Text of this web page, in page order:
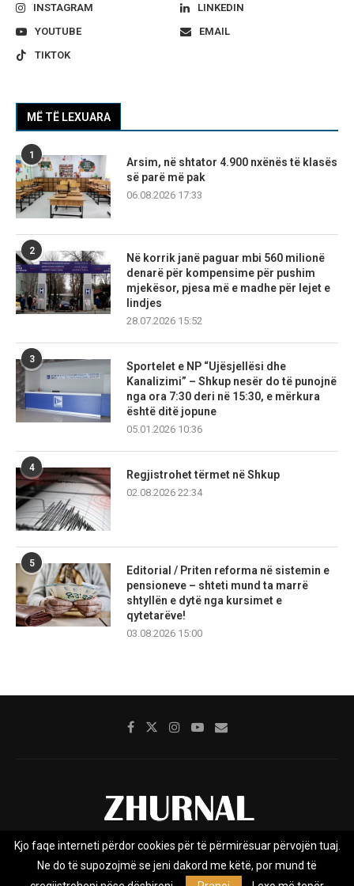
INSTAGRAM
LINKEDIN
YOUTUBE
EMAIL
TIKTOK
MË TË LEXUARA
1
Arsim, në shtator 4.900 nxënës të klasës
së parë më pak
06.08.2026 17:33
2
Në korrik janë paguar mbi 560 milionë
denarë për kompensime për pushim
mjekësor, pjesa më e madhe për lejet e
lindjes
28.07.2026 15:52
3
Sportelet e NP “Ujësjellësi dhe
Kanalizimi” – Shkup nesër do të punojnë
nga ora 7:30 deri në 15:30, e mërkura
është ditë jopune
05.01.2026 10:36
4
Regjistrohet tërmet në Shkup
02.08.2026 22:34
5
Editorial / Priten reforma në sistemin e
pensioneve – shteti mund ta marrë
shtyllën e dytë nga kursimet e
qytetarëve!
03.08.2026 15:00
Rreth nesh Impresumi Marketing
Kontakt
Privacy Policy
Kjo faqe interneti përdor cookies për të përmirësuar përvojën tuaj.
Ne do të supozojmë se jeni dakord me këtë, por mund të